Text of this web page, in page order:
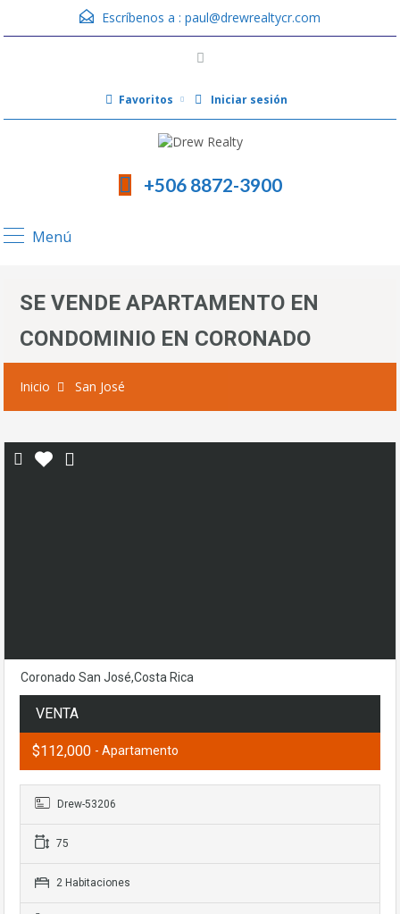
Escríbenos a : paul@drewrealtycr.com
Favoritos Iniciar sesión
+506 8872-3900
Menú
SE VENDE APARTAMENTO EN
CONDOMINIO EN CORONADO
Inicio San José
Coronado San José,Costa Rica
VENTA
$112,000 - Apartamento
Drew-53206
75
2 Habitaciones